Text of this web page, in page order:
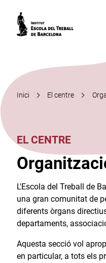
Inici El centre
EL CENTRE
L'Escola del Treball de
una gran comunitat de
diferents òrgans
departaments,
Aquesta secció vol
en particular, a tots els